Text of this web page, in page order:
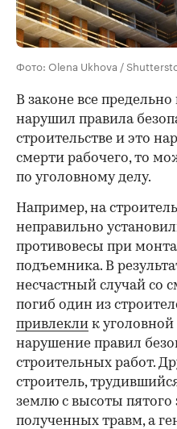
Фото: Olena Ukhova /
00:00
В законе все
нарушил правила
строительстве и это
смерти рабочего, то
по уголовному делу.
Например, на
неправильно
противовесы при
подъемника. В
несчастный случай со
погиб один из
привлекли к уголовной
нарушение правил
строительных работ.
строитель,
землю с высоты пятого
полученных травм, а